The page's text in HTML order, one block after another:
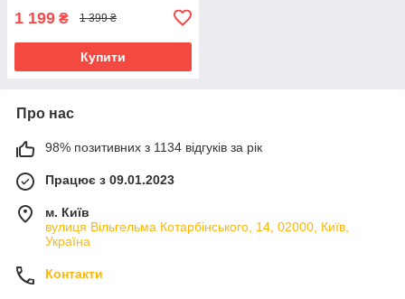
1 199 ₴ 1 399 ₴
Купити
Про нас
98% позитивних з 1134 відгуків за рік
Працює з 09.01.2023
м. Київ
вулиця Вільгельма Котарбінського, 14, 02000, Київ,
Україна
Контакти